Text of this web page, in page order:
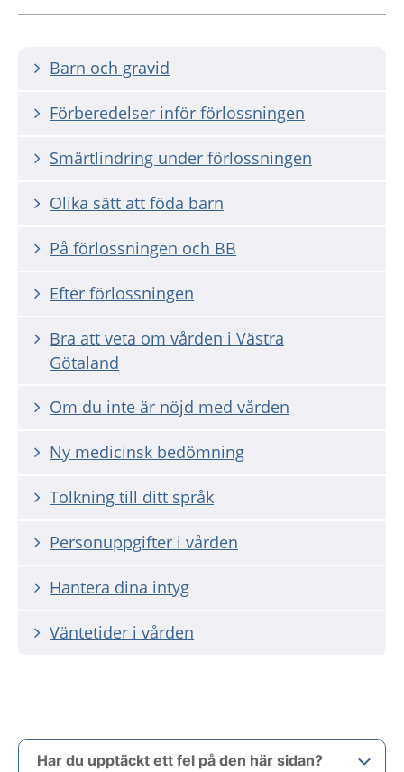
Barn och gravid
Förberedelser inför förlossningen
Smärtlindring under förlossningen
Olika sätt att föda barn
På förlossningen och BB
Efter förlossningen
Bra att veta om vården i Västra
Götaland
Om du inte är nöjd med vården
Ny medicinsk bedömning
Tolkning till ditt språk
Personuppgifter i vården
Hantera dina intyg
Väntetider i vården
Har du upptäckt ett fel på den här sidan?